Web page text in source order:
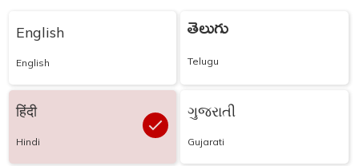
English
English
తెలుగు
Telugu
हिंदी
Hindi
ગુજરાતી
Gujarati